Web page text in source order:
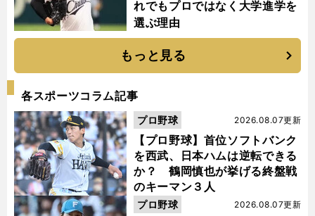
れでもプロではなく大学進学を
選ぶ理由
もっと見る
各スポーツコラム記事
【プロ野球】首位ソフトバンク
を西武、日本ハムは逆転できる
か？ 鶴岡慎也が挙げる終盤戦
のキーマン３人
2026.08.07更新
プロ野球
2026.08.07更新
プロ野球